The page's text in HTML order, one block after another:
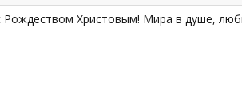
Рождеством Христовым! Мира в душе,